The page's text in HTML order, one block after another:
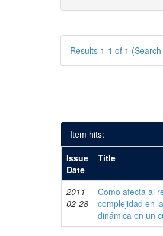
Results 1-1 of 1
Item hits:
Issue
Date
Title
2011-
02-28
Como afecta al
complejidad en
dinámica en un